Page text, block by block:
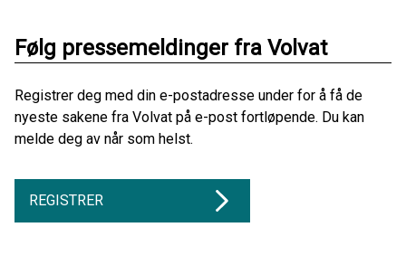
Følg pressemeldinger fra Volvat
Registrer deg med din e-postadresse under for å få de
nyeste sakene fra Volvat på e-post fortløpende. Du kan
melde deg av når som helst.
REGISTRER